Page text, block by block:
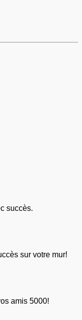
succès.
sur votre mur!
amis 5000!